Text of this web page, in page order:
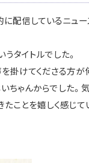
配信しているニュー
うタイトルでした。
を掛けてくださる方
ちゃんからでした。
ことを嬉しく感じて